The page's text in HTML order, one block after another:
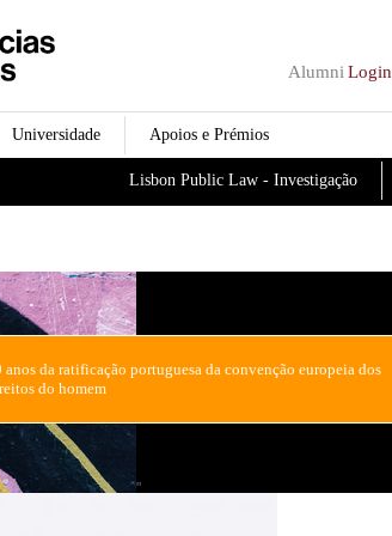
Alumni Login
Apoios e Prémios
Universidade
Lisbon Public Law - Investigação
"
anos da ratificação portuguesa da convenção europeia dos
do homem